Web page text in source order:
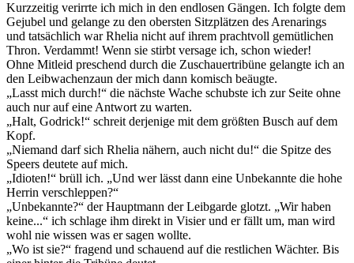
Kurzzeitig verirrte ich mich in den endlosen Gängen. Ich folgte dem
Gejubel und gelange zu den obersten Sitzplätzen des Arenarings
und tatsächlich war Rhelia nicht auf ihrem prachtvoll gemütlichen
Thron. Verdammt! Wenn sie stirbt versage ich, schon wieder!
Ohne Mitleid preschend durch die Zuschauertribüne gelangte ich an
den Leibwachenzaun der mich dann komisch beäugte.
„Lasst mich durch!“ die nächste Wache schubste ich zur Seite ohne
auch nur auf eine Antwort zu warten.
„Halt, Godrick!“ schreit derjenige mit dem größten Busch auf dem
Kopf.
„Niemand darf sich Rhelia nähern, auch nicht du!“ die Spitze des
Speers deutete auf mich.
„Idioten!“ brüll ich. „Und wer lässt dann eine Unbekannte die hohe
Herrin verschleppen?“
„Unbekannte?“ der Hauptmann der Leibgarde glotzt. „Wir haben
keine...“ ich schlage ihm direkt in Visier und er fällt um, man wird
wohl nie wissen was er sagen wollte.
„Wo ist sie?“ fragend und schauend auf die restlichen Wächter. Bis